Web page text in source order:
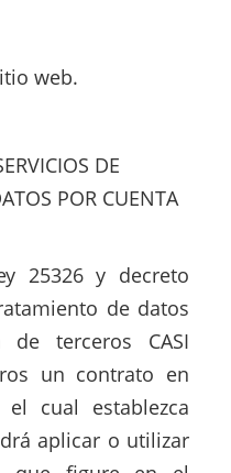
web.
DE
POR CUENTA
25326y decreto
de datos
de terceros CASI
un contrato en
cual establezca
aplicar o utilizar